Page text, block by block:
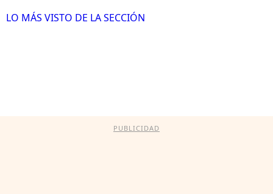
LO MÁS VISTO DE LA SECCIÓN
PUBLICIDAD